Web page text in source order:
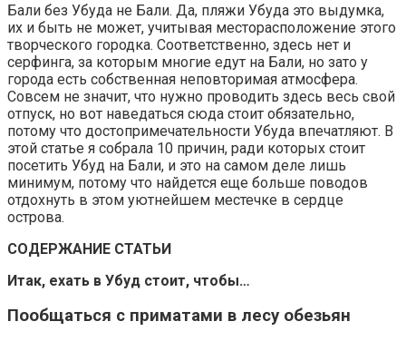
Бали без Убуда не Бали. Да, пляжи Убуда это выдумка,
их и быть не может, учитывая месторасположение этого
творческого городка. Соответственно, здесь нет и
серфинга, за которым многие едут на Бали, но зато у
города есть собственная неповторимая атмосфера.
Совсем не значит, что нужно проводить здесь весь свой
отпуск, но вот наведаться сюда стоит обязательно,
потому что достопримечательности Убуда впечатляют. В
этой статье я собрала 10 причин, ради которых стоит
посетить Убуд на Бали, и это на самом деле лишь
минимум, потому что найдется еще больше поводов
отдохнуть в этом уютнейшем местечке в сердце
острова.
СОДЕРЖАНИЕ СТАТЬИ
Итак, ехать в Убуд стоит, чтобы…
Пообщаться с приматами в лесу обезьян